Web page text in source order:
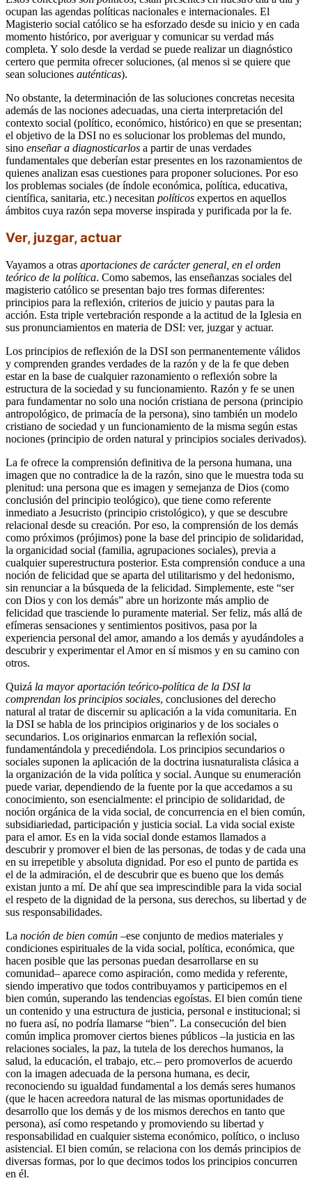
ocupan las agendas políticas nacionales e internacionales. El
Magisterio social católico se ha esforzado desde su inicio y en cada
momento histórico, por averiguar y comunicar su verdad más
completa. Y solo desde la verdad se puede realizar un diagnóstico
certero que permita ofrecer soluciones, (al menos si se quiere que
sean soluciones auténticas).
No obstante, la determinación de las soluciones concretas necesita
además de las nociones adecuadas, una cierta interpretación del
contexto social (político, económico, histórico) en que se presentan;
el objetivo de la DSI no es solucionar los problemas del mundo,
sino enseñar a diagnosticarlos a partir de unas verdades
fundamentales que deberían estar presentes en los razonamientos de
quienes analizan esas cuestiones para proponer soluciones. Por eso
los problemas sociales (de índole económica, política, educativa,
científica, sanitaria, etc.) necesitan políticos expertos en aquellos
ámbitos cuya razón sepa moverse inspirada y purificada por la fe.
Ver, juzgar, actuar
Vayamos a otras aportaciones de carácter general, en el orden
teórico de la política. Como sabemos, las enseñanzas sociales del
magisterio católico se presentan bajo tres formas diferentes:
principios para la reflexión, criterios de juicio y pautas para la
acción. Esta triple vertebración responde a la actitud de la Iglesia en
sus pronunciamientos en materia de DSI: ver, juzgar y actuar.
Los principios de reflexión de la DSI son permanentemente válidos
y comprenden grandes verdades de la razón y de la fe que deben
estar en la base de cualquier razonamiento o reflexión sobre la
estructura de la sociedad y su funcionamiento. Razón y fe se unen
para fundamentar no solo una noción cristiana de persona (principio
antropológico, de primacía de la persona), sino también un modelo
cristiano de sociedad y un funcionamiento de la misma según estas
nociones (principio de orden natural y principios sociales derivados).
La fe ofrece la comprensión definitiva de la persona humana, una
imagen que no contradice la de la razón, sino que le muestra toda su
plenitud: una persona que es imagen y semejanza de Dios (como
conclusión del principio teológico), que tiene como referente
inmediato a Jesucristo (principio cristológico), y que se descubre
relacional desde su creación. Por eso, la comprensión de los demás
como próximos (prójimos) pone la base del principio de solidaridad,
la organicidad social (familia, agrupaciones sociales), previa a
cualquier superestructura posterior. Esta comprensión conduce a una
noción de felicidad que se aparta del utilitarismo y del hedonismo,
sin renunciar a la búsqueda de la felicidad. Simplemente, este “ser
con Dios y con los demás” abre un horizonte más amplio de
felicidad que trasciende lo puramente material. Ser feliz, más allá de
efímeras sensaciones y sentimientos positivos, pasa por la
experiencia personal del amor, amando a los demás y ayudándoles a
descubrir y experimentar el Amor en sí mismos y en su camino con
otros.
Quizá la mayor aportación teórico-política de la DSI la
comprendan los principios sociales, conclusiones del derecho
natural al tratar de discernir su aplicación a la vida comunitaria. En
la DSI se habla de los principios originarios y de los sociales o
secundarios. Los originarios enmarcan la reflexión social,
fundamentándola y precediéndola. Los principios secundarios o
sociales suponen la aplicación de la doctrina iusnaturalista clásica a
la organización de la vida política y social. Aunque su enumeración
puede variar, dependiendo de la fuente por la que accedamos a su
conocimiento, son esencialmente: el principio de solidaridad, de
noción orgánica de la vida social, de concurrencia en el bien común,
subsidiariedad, participación y justicia social. La vida social existe
para el amor. Es en la vida social donde estamos llamados a
descubrir y promover el bien de las personas, de todas y de cada una
en su irrepetible y absoluta dignidad. Por eso el punto de partida es
el de la admiración, el de descubrir que es bueno que los demás
existan junto a mí. De ahí que sea imprescindible para la vida social
el respeto de la dignidad de la persona, sus derechos, su libertad y de
sus responsabilidades.
La noción de bien común –ese conjunto de medios materiales y
condiciones espirituales de la vida social, política, económica, que
hacen posible que las personas puedan desarrollarse en su
comunidad– aparece como aspiración, como medida y referente,
siendo imperativo que todos contribuyamos y participemos en el
bien común, superando las tendencias egoístas. El bien común tiene
un contenido y una estructura de justicia, personal e institucional; si
no fuera así, no podría llamarse “bien”. La consecución del bien
común implica promover ciertos bienes públicos –la justicia en las
relaciones sociales, la paz, la tutela de los derechos humanos, la
salud, la educación, el trabajo, etc.– pero promoverlos de acuerdo
con la imagen adecuada de la persona humana, es decir,
reconociendo su igualdad fundamental a los demás seres humanos
(que le hacen acreedora natural de las mismas oportunidades de
desarrollo que los demás y de los mismos derechos en tanto que
persona), así como respetando y promoviendo su libertad y
responsabilidad en cualquier sistema económico, político, o incluso
asistencial. El bien común, se relaciona con los demás principios de
diversas formas, por lo que decimos todos los principios concurren
en él.